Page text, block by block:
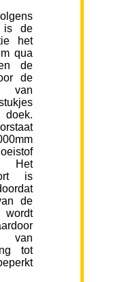
is de
het
qua
de
de
van
Het
is
de
van
tot